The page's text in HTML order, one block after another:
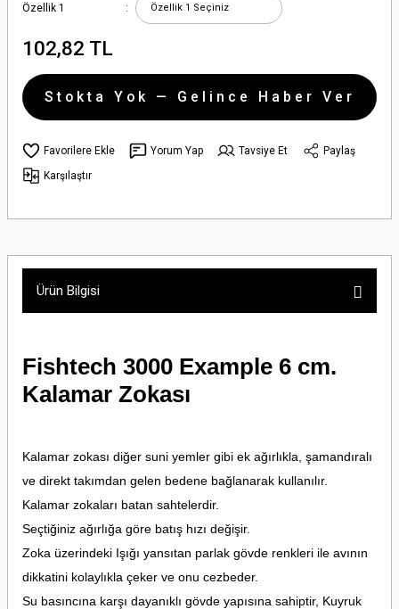
Özellik 1
102,82 TL
Stokta Yok — Gelince Haber Ver
Yorum Yap Tavsiye Et
Paylaş
Karşılaştır
Ürün Bilgisi
Fishtech 3000 Example 6 cm.
Kalamar Zokası
Kalamar zokası diğer suni yemler gibi ek ağırlıkla, şamandıralı
ve direkt takımdan gelen bedene bağlanarak kullanılır.
Kalamar zokaları batan sahtelerdir.
Seçtiğiniz ağırlığa göre batış hızı değişir.
Zoka üzerindeki Işığı yansıtan parlak gövde renkleri ile avının
dikkatini kolaylıkla çeker ve onu cezbeder.
Su basıncına karşı dayanıklı gövde yapısına sahiptir, Kuyruk